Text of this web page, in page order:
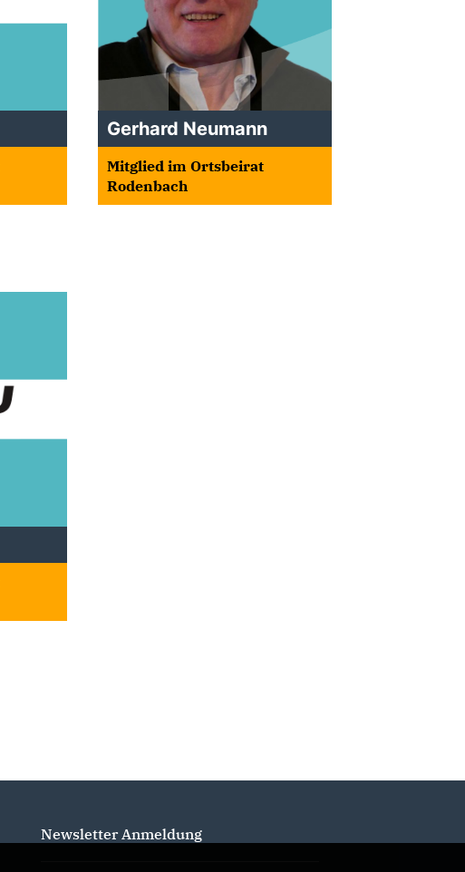
Gerhard Neumann
Mitglied im Ortsbeirat
Rodenbach
Newsletter Anmeldung